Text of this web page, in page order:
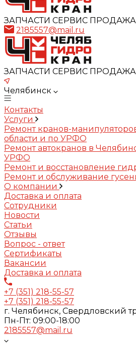
ЗАПЧАСТИ СЕРВИС ПРОДАЖА
2185557@mail.ru
ЗАПЧАСТИ СЕРВИС ПРОДАЖА
Челябинск
Контакты
Услуги
Ремонт кранов-
области и по УРФО
Ремонт автокранов в
УРФО
Ремонт и восстановление
Ремонт и обслуживание
О компании
Доставка и оплата
Сотрудники
Новости
Статьи
Отзывы
Вопрос - ответ
Сертификаты
Вакансии
Доставка и оплата
+7 (351) 218-55-57
+7 (351) 218-55-57
г. Челябинск, Свердловский
Пн-Пт: 09:00-18:00
2185557@mail.ru